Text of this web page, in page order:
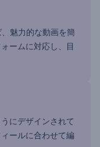
魅力的な動画を簡
ームに対応し、目
にデザインされて
ールに合わせて編